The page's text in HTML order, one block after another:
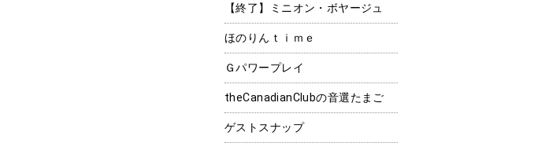
【終了】ミニオン・ボヤージュ
ほのりんｔｉｍｅ
Ｇパワープレイ
theCanadianClubの音選たまご
ゲストスナップ